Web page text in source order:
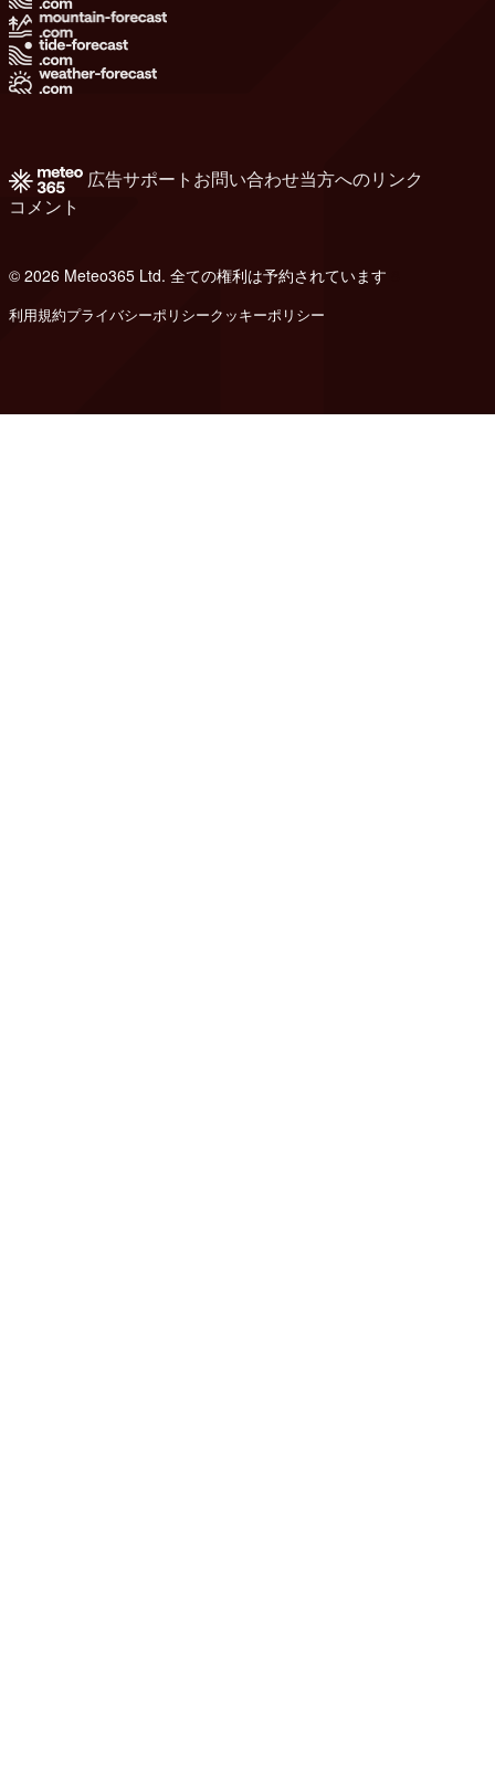
広告サポート お問い合わせ当方へのリンク
コメント
© 2026 Meteo365 Ltd. 全ての権利は予約されています
利用規約プライバシーポリシークッキーポリシー